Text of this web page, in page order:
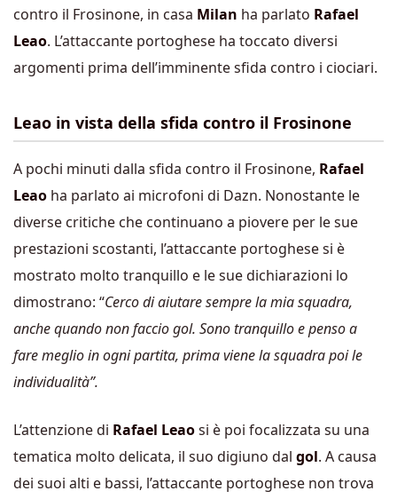
contro il Frosinone, in casa Milan ha parlato Rafael
Leao. L’attaccante portoghese ha toccato diversi
argomenti prima dell’imminente sfida contro i ciociari.
Leao in vista della sfida contro il Frosinone
A pochi minuti dalla sfida contro il Frosinone, Rafael
Leao ha parlato ai microfoni di Dazn. Nonostante le
diverse critiche che continuano a piovere per le sue
prestazioni scostanti, l’attaccante portoghese si è
mostrato molto tranquillo e le sue dichiarazioni lo
dimostrano: “Cerco di aiutare sempre la mia squadra,
anche quando non faccio gol. Sono tranquillo e penso a
fare meglio in ogni partita, prima viene la squadra poi le
individualità”.
L’attenzione di Rafael Leaosi è poi focalizzata su una
tematica molto delicata, il suo digiuno dal gol. A causa
dei suoi alti e bassi, l’attaccante portoghese non trova